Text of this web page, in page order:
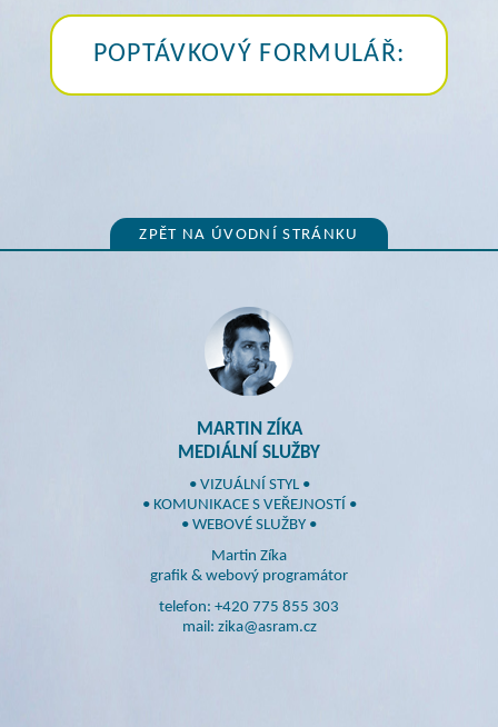
POPTÁVKOVÝ FORMULÁŘ:
ZPĚT NA ÚVODNÍ STRÁNKU
MARTIN ZÍKA
MEDIÁLNÍ SLUŽBY
• VIZUÁLNÍ STYL •
• KOMUNIKACE S VEŘEJNOSTÍ •
• WEBOVÉ SLUŽBY •
Martin Zíka
grafik & webový programátor
telefon: +420 775 855 303
mail: zika@asram.cz